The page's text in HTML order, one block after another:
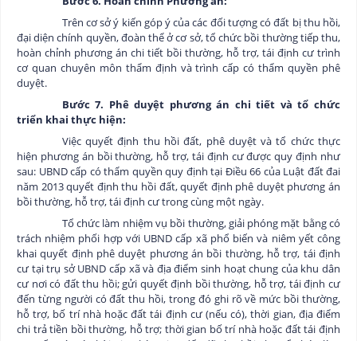
Trên cơ sở ý kiến góp ý của các đối tượng có đất bị thu hồi,
đại diện chính quyền, đoàn thể ở cơ sở, tổ chức bồi thường tiếp thu,
hoàn chỉnh phương án chi tiết bồi thường, hỗ trợ, tái định cư trình
cơ quan chuyên môn thẩm định và trình cấp có thẩm quyền phê
duyệt.
Bước 7. Phê duyệt phương án chi tiết và tổ chức
triển khai thực hiện:
Việc quyết định thu hồi đất, phê duyệt và tổ chức thực
hiện phương án bồi thường, hỗ trợ, tái định cư được quy định như
sau: UBND cấp có thẩm quyền quy định tại Điều 66 của Luật đất đai
năm 2013 quyết định thu hồi đất, quyết định phê duyệt phương án
bồi thường, hỗ trợ, tái định cư trong cùng một ngày.
Tổ chức làm nhiệm vụ bồi thường, giải phóng mặt bằng có
trách nhiệm phối hợp với UBND cấp xã phổ biến và niêm yết công
khai quyết định phê duyệt phương án bồi thường, hỗ trợ, tái định
cư tại trụ sở UBND cấp xã và địa điểm sinh hoạt chung của khu dân
cư nơi có đất thu hồi; gửi quyết định bồi thường, hỗ trợ, tái định cư
đến từng người có đất thu hồi, trong đó ghi rõ về mức bồi thường,
hỗ trợ, bố trí nhà hoặc đất tái định cư (nếu có), thời gian, địa điểm
chi trả tiền bồi thường, hỗ trợ; thời gian bố trí nhà hoặc đất tái định